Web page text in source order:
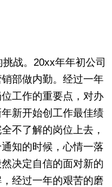
战。20xx年年初公司
部做内勤。经过一年
工作的重要点，对办
新开始创工作最佳绩
不了解的岗位上去，
知的时候，心情一落
决定自信的面对新的
经过一年的艰苦的磨